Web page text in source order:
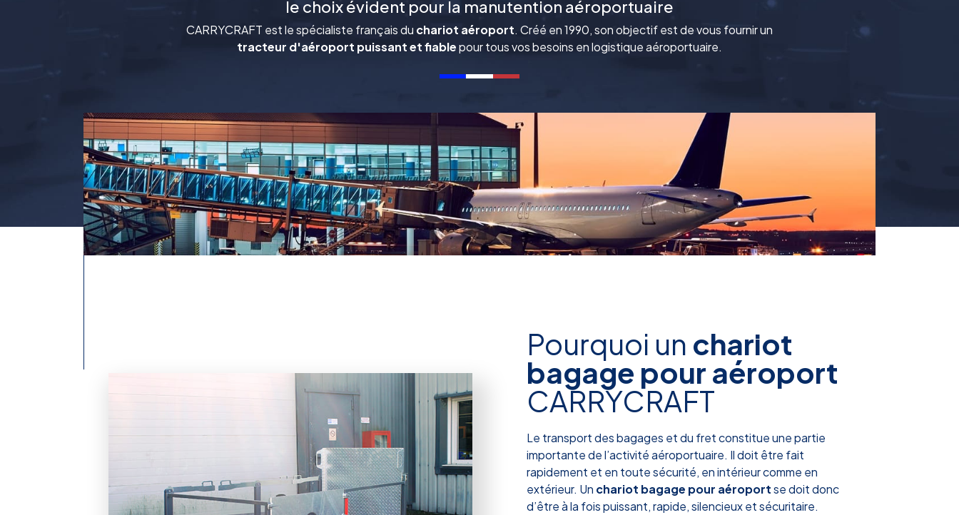
le choix évident pour la manutention aéroportuaire
CARRYCRAFT est le spécialiste français du chariot aéroport. Créé en 1990, son objectif est de vous fournir un
tracteur d'aéroport puissant et fiablepour tous vos besoins en logistique aéroportuaire.
Pourquoi un chariot
bagage pour aéroport
CARRYCRAFT
Le transport des bagages et du fret constitue une partie
importante de l’activité aéroportuaire. Il doit être fait
rapidement et en toute sécurité, en intérieur comme en
extérieur. Un chariot bagage pour aéroportse doit donc
d’être à la fois puissant, rapide, silencieux et sécuritaire.